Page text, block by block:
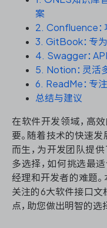
研发效能管理
DevOps
资源和工时管理
服务台和工单管理
IPD 研发管理
ASPICE 研发管理
案
2. Confluence：
3. GitBook：专
4. Swagger：
5. Notion：灵活
6. ReadMe：专
总结与建议
在软件开发领域，高
要。随着技术的快速
而生，为开发团队提
多选择，如何挑选最
经理和开发者的难题
关注的6大软件接口文
点，助您做出明智的选